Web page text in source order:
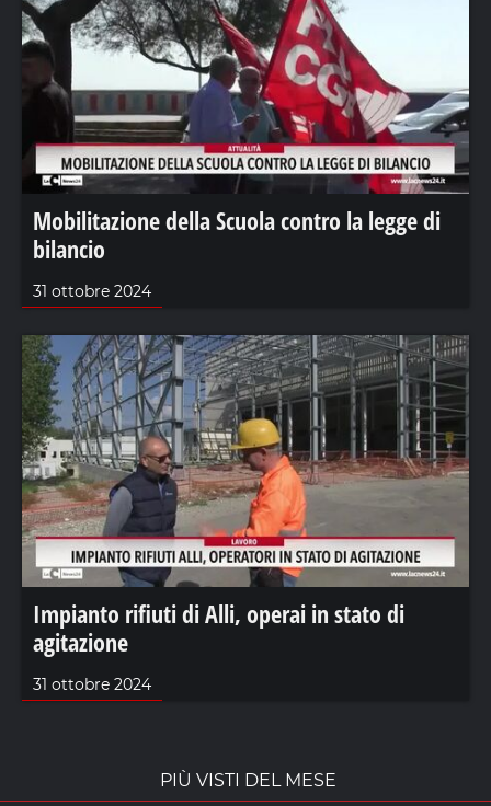
Mobilitazione della Scuola contro la legge di
bilancio
31 ottobre 2024
Impianto rifiuti di Alli, operai in stato di
agitazione
31 ottobre 2024
PIÙ VISTI DEL MESE